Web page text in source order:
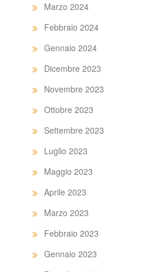
Marzo 2024
Febbraio 2024
Gennaio 2024
Dicembre 2023
Novembre 2023
Ottobre 2023
Settembre 2023
Luglio 2023
Maggio 2023
Aprile 2023
Marzo 2023
Febbraio 2023
Gennaio 2023